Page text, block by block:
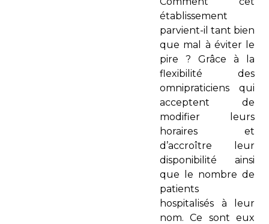
établissement
parvient-il tant bien
que mal à éviter le
pire ? Grâce à la
flexibilité des
omnipraticiens qui
acceptent de
modifier leurs
horaires et
d’accroître leur
disponibilité ainsi
que le nombre de
patients
hospitalisés à leur
nom. Ce sont eux